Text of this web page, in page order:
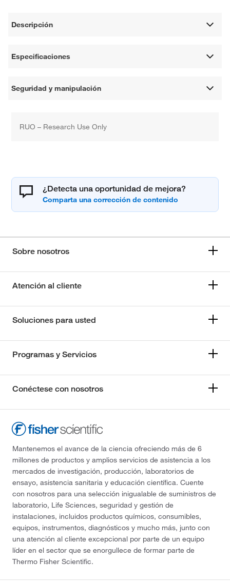
Descripción
Especificaciones
Seguridad y manipulación
RUO – Research Use Only
¿Detecta una oportunidad de mejora?
Sobre nosotros
Atención al cliente
Soluciones para usted
Programas y Servicios
Conéctese con nosotros
Mantenemos el avance de la ciencia ofreciendo más de 6
millones de productos y amplios servicios de asistencia a los
mercados de investigación, producción, laboratorios de
ensayo, asistencia sanitaria y educación científica. Cuente
con nosotros para una selección inigualable de suministros de
laboratorio, Life Sciences, seguridad y gestión de
instalaciones, incluidos productos químicos, consumibles,
equipos, instrumentos, diagnósticos y mucho más, junto con
una atención al cliente excepcional por parte de un equipo
líder en el sector que se enorgullece de formar parte de
Thermo Fisher Scientific.